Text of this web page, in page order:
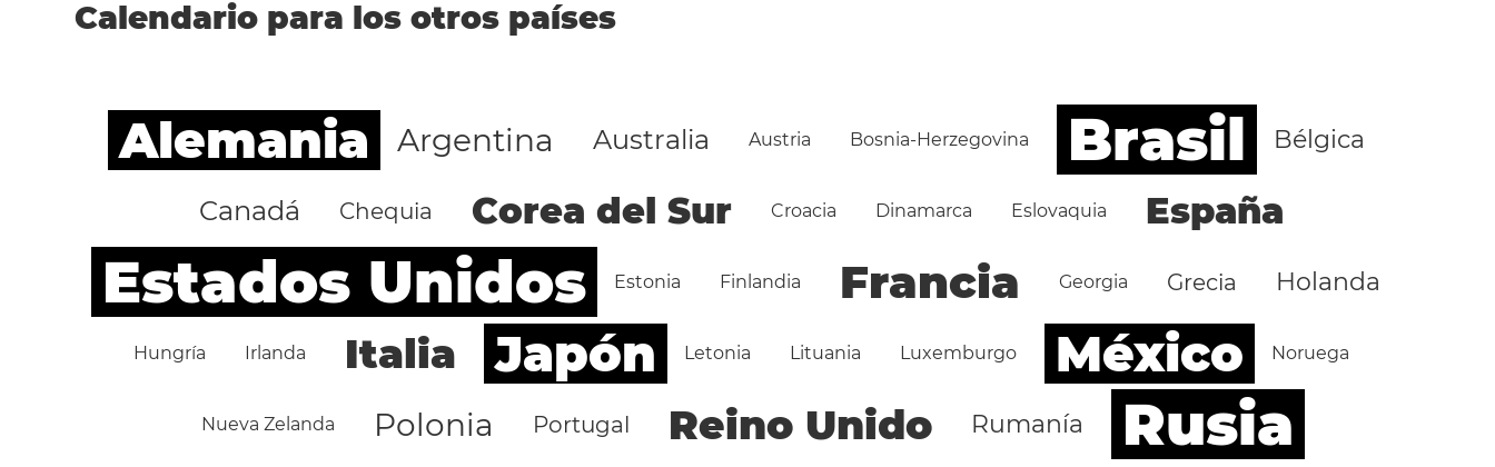
Calendario para los otros países
Alemania Argentina Australia Austria Bosnia-Herzegovina Brasil Bélgica
Canadá Chequia Corea del Sur Croacia Dinamarca Eslovaquia España
Estados Unidos Estonia Finlandia Francia Georgia Grecia Holanda
Hungría Irlanda Italia Japón Letonia Lituania Luxemburgo México Noruega
Nueva Zelanda Polonia Portugal Reino Unido Rumanía Rusia